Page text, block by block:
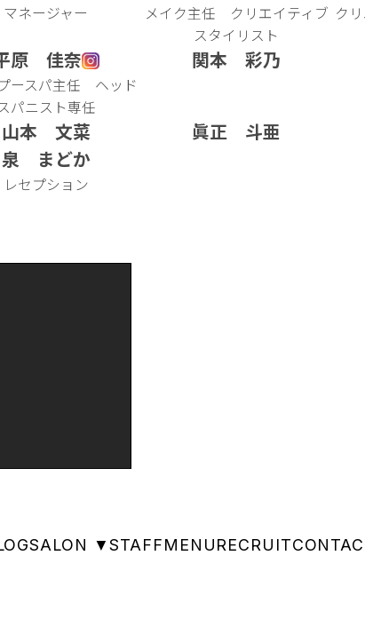
マネージャー
メイク主任 クリエイティブ
スタイリスト
ク
原 佳奈
ースパ主任 ヘッド
パニスト専任
関本 彩乃
山本 文菜 眞正 斗亜
泉 まどか
レセプション
SALON ▼STAFFMENURECRUIT